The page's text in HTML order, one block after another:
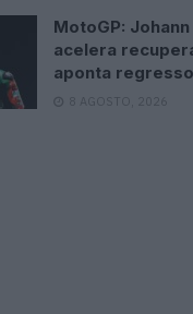
MotoGP:
acelera
aponta
8 AGOSTO, 2026